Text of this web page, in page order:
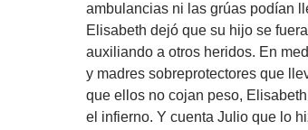
ambulancias ni las grúas podían
Elisabeth dejó que su hijo se
auxiliando a otros heridos. En
y madres sobreprotectores que
que ellos no cojan peso,
el infierno. Y cuenta Julio que lo